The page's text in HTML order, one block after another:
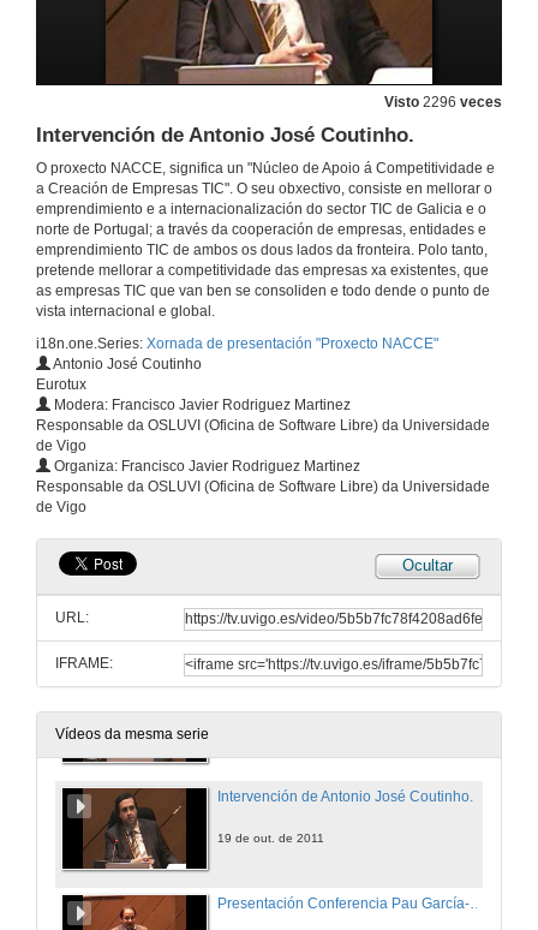
Visto 2296 veces
Intervención de Antonio José Coutinho.
O proxecto NACCE, significa un "Núcleo de Apoio á Competitividade e
a Creación de Empresas TIC". O seu obxectivo, consiste en mellorar o
emprendimiento e a internacionalización do sector TIC de Galicia e o
norte de Portugal; a través da cooperación de empresas, entidades e
emprendimiento TIC de ambos os dous lados da fronteira. Polo tanto,
pretende mellorar a competitividade das empresas xa existentes, que
as empresas TIC que van ben se consoliden e todo dende o punto de
vista internacional e global.
i18n.one.Series: Xornada de presentación "Proxecto NACCE"
Antonio José Coutinho
Eurotux
Modera: Francisco Javier Rodriguez Martinez
Responsable da OSLUVI (Oficina de Software Libre) da Universidade
de Vigo
Organiza: Francisco Javier Rodriguez Martinez
Responsable da OSLUVI (Oficina de Software Libre) da Universidade
de Vigo
Ocultar
URL:
IFRAME:
Vídeos da mesma serie
19 de out. de 2011
19 de out. de 2011
Chegou a hora de montar a túa propia empresa.
19 de out. de 2011
19 de out. de 2011
Intervención de Elías Pérez Carrera
Intervención de Helena Leite.
19 de out. de 2011
Intervención de Pedro Machado.
Intervención de Antonio José Coutinho.
19 de out. de 2011
Presentación Conferencia Pau García-Milá.